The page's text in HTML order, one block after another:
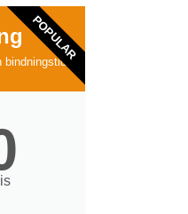
bindningstid
POPULAR